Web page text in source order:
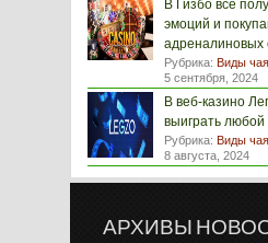
В Гизбо все
эмоций и
адреналиновых
Рубрика: Виды чая
5 сентября, 2024
В веб-казино
выиграть любой
Рубрика: Виды чая
8 августа, 2024
АРХИВЫ